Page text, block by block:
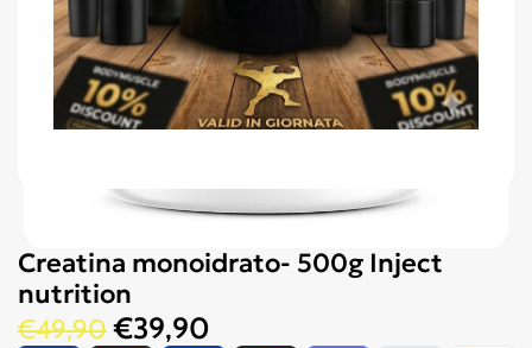
Creatina monoidrato- 500g Inject
nutrition
€49,90 €39,90